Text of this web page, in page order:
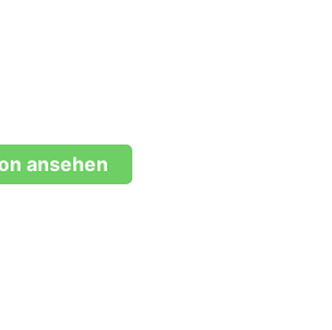
ansehen